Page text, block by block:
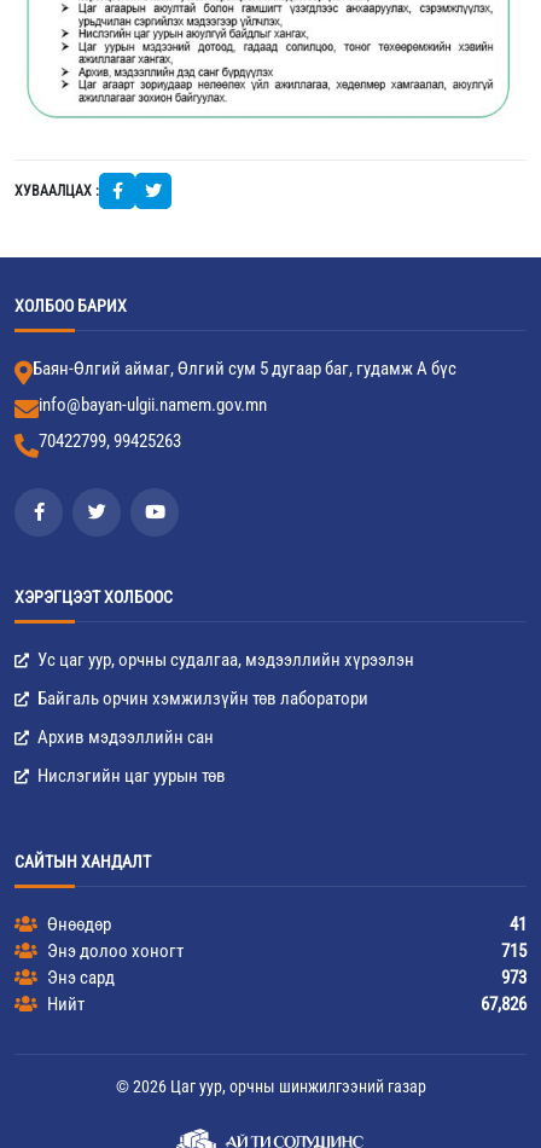
ХУВААЛЦАХ :
ХОЛБОО БАРИХ
Баян-Өлгий аймаг, Өлгий сум 5 дугаар баг, гудамж А бүс
info@bayan-ulgii.namem.gov.mn
70422799, 99425263
ХЭРЭГЦЭЭТ ХОЛБООС
Ус цаг уур, орчны судалгаа, мэдээллийн хүрээлэн
Байгаль орчин хэмжилзүйн төв лаборатори
Архив мэдээллийн сан
Нислэгийн цаг уурын төв
САЙТЫН ХАНДАЛТ
Өнөөдөр
41
Энэ долоо хоногт
715
Энэ сард
973
Нийт
67,826
© 2026 Цаг уур, орчны шинжилгээний газар